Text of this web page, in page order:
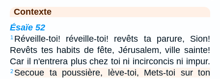
Contexte
Ésaïe 52
1 Réveille-toi! réveille-toi! revêts ta parure, Sion!
Revêts tes habits de fête, Jérusalem, ville sainte!
Car il n'entrera plus chez toi ni incirconcis ni impur.
2 Secoue ta poussière, lève-toi, Mets-toi sur ton